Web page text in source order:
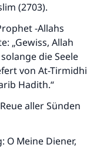
(2703).
-Allahs
„Gewiss, Allah
die Seele
von At-Tirmidhi
Hadith.“
aller Sünden
O Meine Diener,